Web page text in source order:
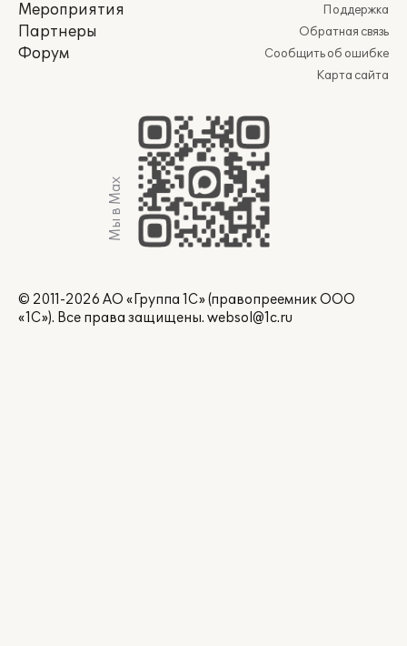
Мероприятия
Партнеры
Форум
Поддержка
Обратная связь
Сообщить об ошибке
Карта сайта
Мы в Max
© 2011-2026 АО «Группа 1С» (правопреемник ООО
«1С»). Все права защищены. websol@1c.ru